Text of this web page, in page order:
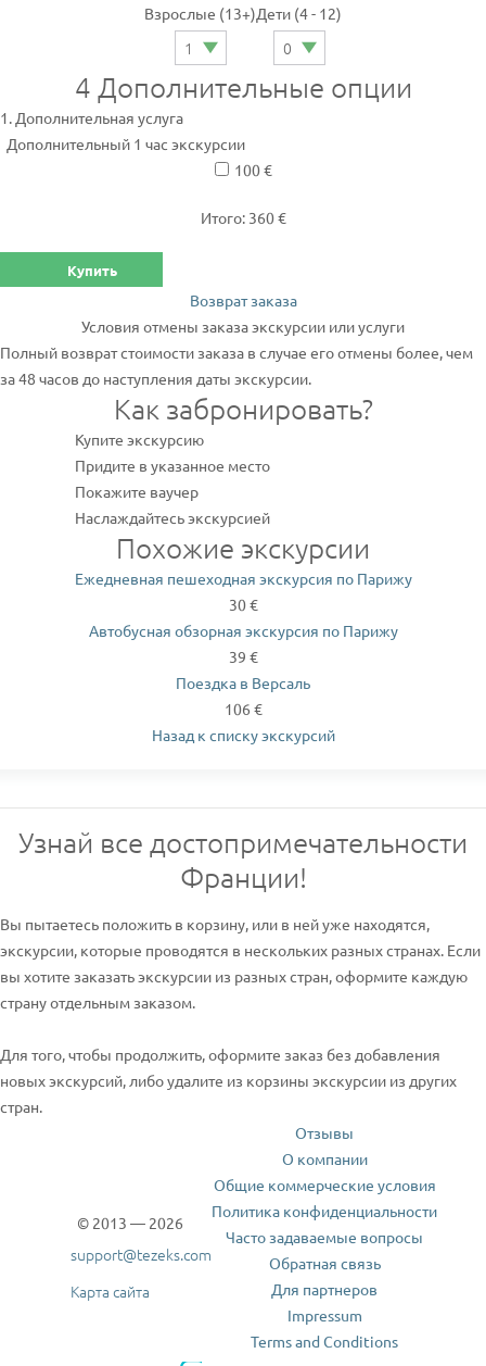
Взрослые (13+)Дети (4 - 12)
4 Дополнительные опции
1. Дополнительная услуга
Дополнительный 1 час экскурсии
100 €
Итого: 360 €
Купить
Возврат заказа
Условия отмены заказа экскурсии или услуги
Полный возврат стоимости заказа в случае его отмены более, чем
за 48 часов до наступления даты экскурсии.
Как забронировать?
Купите экскурсию
Придите в указанное место
Покажите ваучер
Наслаждайтесь экскурсией
Похожие экскурсии
Ежедневная пешеходная экскурсия по Парижу
30 €
Автобусная обзорная экскурсия по Парижу
39 €
Поездка в Версаль
106 €
Назад к списку экскурсий
Узнай все достопримечательности
Франции!
Вы пытаетесь положить в корзину, или в ней уже находятся,
экскурсии, которые проводятся в нескольких разных странах. Если
вы хотите заказать экскурсии из разных стран, оформите каждую
страну отдельным заказом.
Для того, чтобы продолжить, оформите заказ без добавления
новых экскурсий, либо удалите из корзины экскурсии из других
стран.
© 2013 — 2026
support@tezeks.com
Карта сайта
Отзывы
О компании
Общие коммерческие условия
Политика конфиденциальности
Часто задаваемые вопросы
Обратная связь
Для партнеров
Impressum
Terms and Conditions